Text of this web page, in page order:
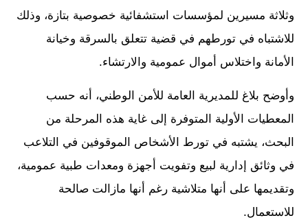
وثلاثة مسيرين لمؤسسات استشفائية خصوصية بتازة، وذلك
للاشتباه في تورطهم في قضية تتعلق بالسرقة وخيانة
الأمانة واختلاس أموال عمومية والارتشاء.
وأوضح بلاغ للمديرية العامة للأمن الوطني، أنه حسب
المعطيات الأولية المتوفرة إلى غاية هذه المرحلة من
البحث، يشتبه في تورط الأشخاص الموقوفين في التلاعب
في وثائق إدارية لبيع وتفويت أجهزة ومعدات طبية عمومية،
وتقديمها على أنها متلاشية رغم أنها مازالت صالحة
للاستعمال.